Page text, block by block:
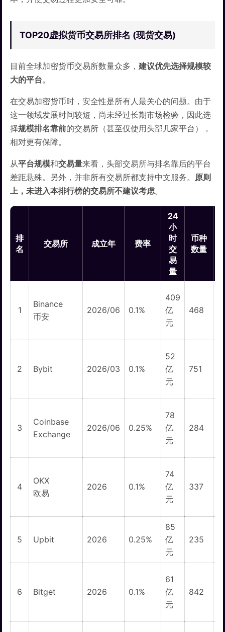
TOP20虚拟货币交易所排名 (现货交易)
目前全球加密货币交易所数量众多，建议优先选择规模较
大的平台。
在交易加密货币时，安全性是所有人最关心的问题。由于
这一领域发展时间较短，尚未经过长期市场检验，因此选
择规模排名靠前的交易所（甚至仅使用头部几家平台），
相对更有保障。
从平台规模和交易量来看，头部交易所与排名靠后的平台
差距悬殊。另外，并非所有交易所都支持中文服务。 原则
上，未进入本排行榜的交易所不建议考虑。
排
名
交易所 成立年 费率
24
小
时
交
易
量
币种
数量
1
Binance
币安
2026/06 0.1%
409
亿
元
468
2 Bybit 2026/03 0.1%
52
亿
元
751
3
Coinbase
Exchange
2026/06 0.25%
78
亿
元
284
4
OKX
欧易
2026 0.1%
74
亿
元
337
5 Upbit 2026 0.25%
85
亿
元
235
6 Bitget 2026 0.1%
61
亿
元
842